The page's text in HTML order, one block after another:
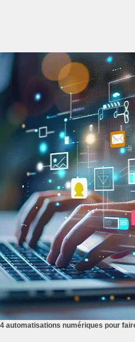
4 automatisations numériques pour